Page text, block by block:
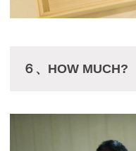
６、HOW MUCH?